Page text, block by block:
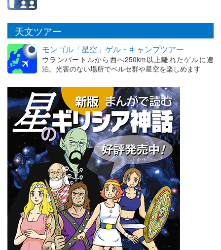
天文ツアー
モンゴル「星空」ゲル・キャンプツアー
ウランバートルから西へ250km以上離れたゲルに連
泊。光害のない場所でペルセ群や星空を楽しめます